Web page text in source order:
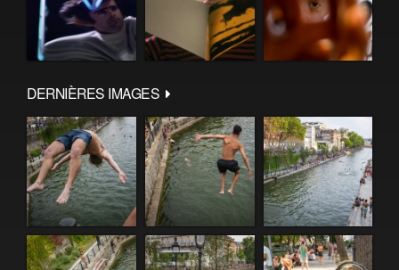
DERNIÈRES IMAGES